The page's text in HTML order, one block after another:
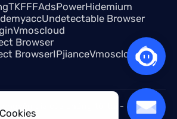
TKFFFAdsPowerHidemium
Undetectable Browser
Vmoscloud
Browser
BrowserIPjianceVmoscloud
chuyên gia của chúng tôi tại -